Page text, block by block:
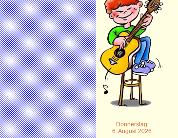
Donnerstag
6. August 2026